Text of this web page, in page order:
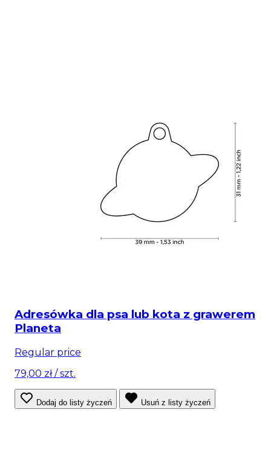
Adresówka dla psa lub kota z grawerem
Planeta
Regular price
79,00 zł/ szt.
Dodaj do listy życzeń Usuń z listy życzeń